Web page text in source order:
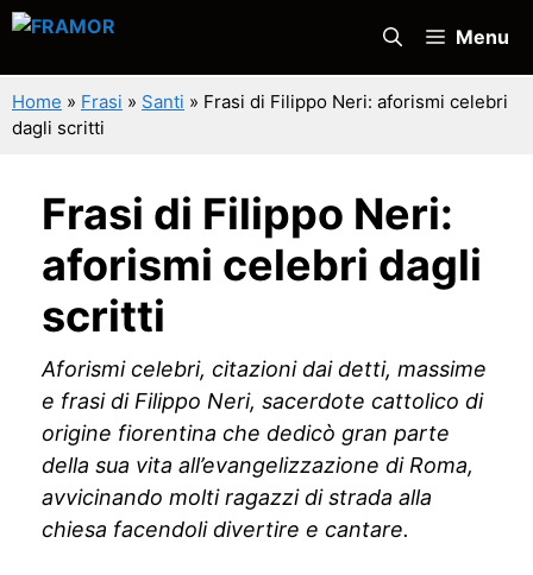
Vai
contenuto
Menu
Home » Frasi » Santi » Frasi di Filippo Neri: aforismi celebri
dagli scritti
Frasi di Filippo Neri:
aforismi celebri dagli
scritti
Aforismi celebri, citazioni dai detti, massime
e frasi di Filippo Neri, sacerdote cattolico di
origine fiorentina che dedicò gran parte
della sua vita all’evangelizzazione di Roma,
avvicinando molti ragazzi di strada alla
chiesa facendoli divertire e cantare.